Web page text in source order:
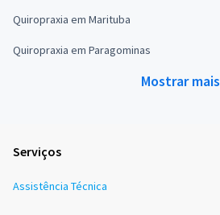
Quiropraxia em Marituba
Quiropraxia em Paragominas
Mostrar mais
Serviços
Assistência Técnica